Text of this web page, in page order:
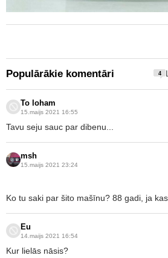
Populārākie komentāri 4
To loham
15.maijs 2021 16:55
Tavu seju sauc par dibenu...
msh
15.maijs 2021 23:24
Ko tu saki par šito mašīnu? 88 gadi, ja kas.
Eu
14.maijs 2021 16:54
Kur lielās nāsis?